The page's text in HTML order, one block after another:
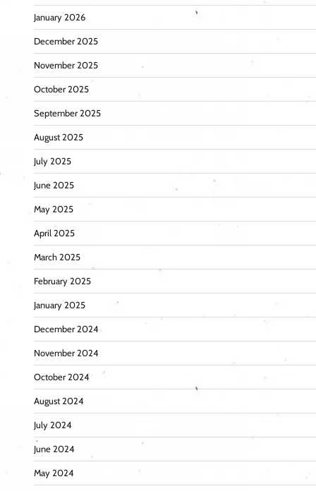
January 2026
December 2025
November 2025
October 2025
September 2025
August 2025
July 2025
June 2025
May 2025
April 2025
March 2025
February 2025
January 2025
December 2024
November 2024
October 2024
August 2024
July 2024
June 2024
May 2024